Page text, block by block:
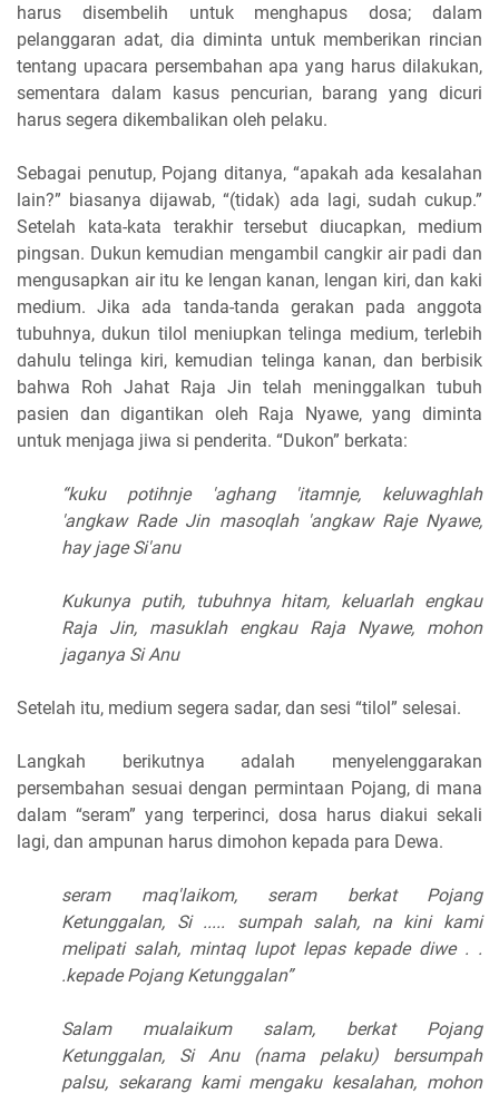
harus disembelih untuk menghapus dosa; dalam
pelanggaran adat, dia diminta untuk memberikan rincian
tentang upacara persembahan apa yang harus dilakukan,
sementara dalam kasus pencurian, barang yang dicuri
harus segera dikembalikan oleh pelaku.
Sebagai penutup, Pojang ditanya, “apakah ada kesalahan
lain?” biasanya dijawab, “(tidak) ada lagi, sudah cukup.”
Setelah kata-kata terakhir tersebut diucapkan, medium
pingsan. Dukun kemudian mengambil cangkir air padi dan
mengusapkan air itu ke lengan kanan, lengan kiri, dan kaki
medium. Jika ada tanda-tanda gerakan pada anggota
tubuhnya, dukun tilol meniupkan telinga medium, terlebih
dahulu telinga kiri, kemudian telinga kanan, dan berbisik
bahwa Roh Jahat Raja Jin telah meninggalkan tubuh
pasien dan digantikan oleh Raja Nyawe, yang diminta
untuk menjaga jiwa si penderita. “Dukon” berkata:
“kuku potihnje 'aghang 'itamnje, keluwaghlah
'angkaw Rade Jin masoqlah 'angkaw Raje Nyawe,
hay jage Si'anu
Kukunya putih, tubuhnya hitam, keluarlah engkau
Raja Jin, masuklah engkau Raja Nyawe, mohon
jaganya Si Anu
Setelah itu, medium segera sadar, dan sesi “tilol” selesai.
Langkah berikutnya adalah menyelenggarakan
persembahan sesuai dengan permintaan Pojang, di mana
dalam “seram” yang terperinci, dosa harus diakui sekali
lagi, dan ampunan harus dimohon kepada para Dewa.
seram maq'laikom, seram berkat Pojang
Ketunggalan, Si ..... sumpah salah, na kini kami
melipati salah, mintaq lupot lepas kepade diwe . .
.kepade Pojang Ketunggalan”
Salam mualaikum salam, berkat Pojang
Ketunggalan, Si Anu (nama pelaku) bersumpah
palsu, sekarang kami mengaku kesalahan, mohon